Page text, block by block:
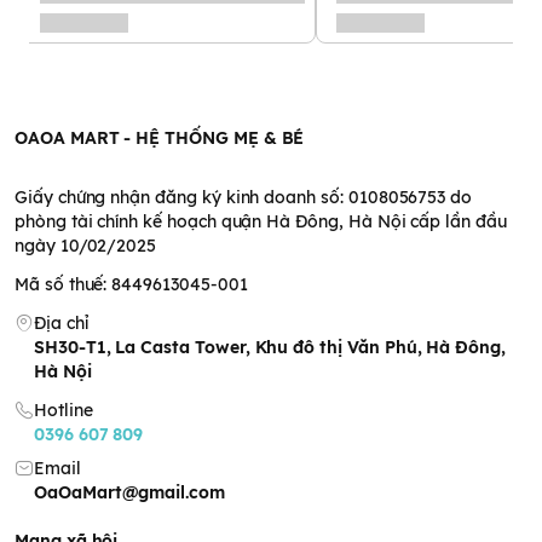
sữa và trái cây, không có các chất dễ gây dị ứng nên mẹ càng
bón
thể tự cầm không cần mẹ đút
OAOA MART - HỆ THỐNG MẸ & BÉ
Giấy chứng nhận đăng ký kinh doanh số: 0108056753 do
phòng tài chính kế hoạch quận Hà Đông, Hà Nội cấp lần đầu
ngày 10/02/2025
Mã số thuế: 8449613045-001
Địa chỉ
SH30-T1, La Casta Tower, Khu đô thị Văn Phú, Hà Đông,
Hà Nội
Hotline
0396 607 809
Email
OaOaMart@gmail.com